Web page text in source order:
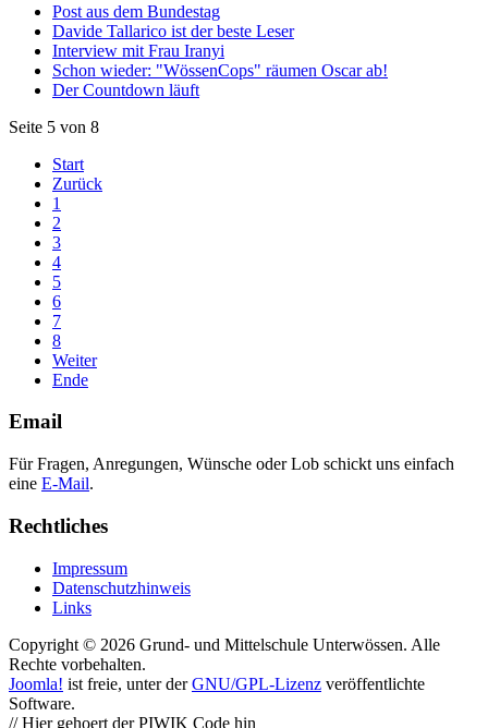
Post aus dem Bundestag
Davide Tallarico ist der beste Leser
Interview mit Frau Iranyi
Schon wieder: "WössenCops" räumen Oscar ab!
Der Countdown läuft
Seite 5 von 8
Start
Zurück
1
2
3
4
5
6
7
8
Weiter
Ende
Email
Für Fragen, Anregungen, Wünsche oder Lob schickt uns einfach
eine E-Mail.
Rechtliches
Impressum
Datenschutzhinweis
Links
Copyright © 2026 Grund- und Mittelschule Unterwössen. Alle
Rechte vorbehalten.
Joomla! ist freie, unter derGNU/GPL-Lizenz veröffentlichte
Software.
// Hier gehoert der PIWIK Code hin